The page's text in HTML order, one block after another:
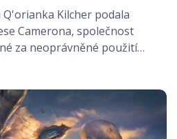
Kilcher podala
Camerona, společnost
za neoprávněné použití…